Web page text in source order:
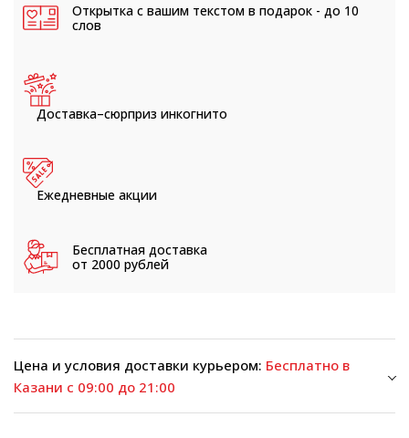
Открытка с вашим текстом в подарок - до 10
слов
Доставка–сюрприз инкогнито
Ежедневные акции
Бесплатная доставка
от 2000 рублей
Цена и условия доставки курьером: Бесплатно в
Казани с 09:00 до 21:00